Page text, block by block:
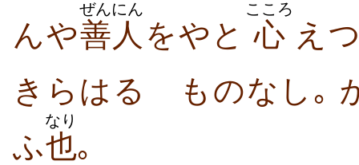
んや善人
ぜんにん
をやと 心
こころ
え
きらはるゝものなし｡
ふ也
なり
｡